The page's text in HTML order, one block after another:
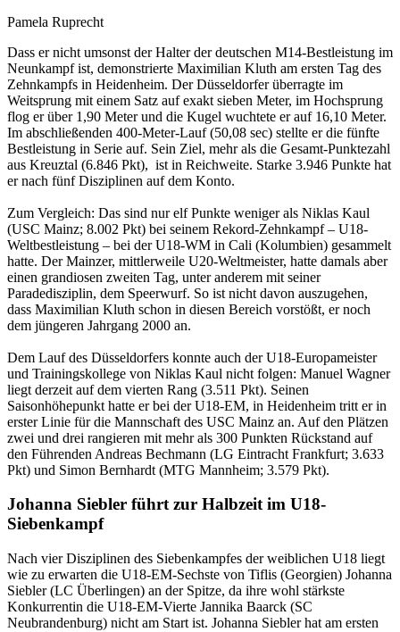
Pamela Ruprecht
Dass er nicht umsonst der Halter der deutschen M14-Bestleistung im
Neunkampf ist, demonstrierte Maximilian Kluth am ersten Tag des
Zehnkampfs in Heidenheim. Der Düsseldorfer überragte im
Weitsprung mit einem Satz auf exakt sieben Meter, im Hochsprung
flog er über 1,90 Meter und die Kugel wuchtete er auf 16,10 Meter.
Im abschließenden 400-Meter-Lauf (50,08 sec) stellte er die fünfte
Bestleistung in Serie auf. Sein Ziel, mehr als die Gesamt-Punktezahl
aus Kreuztal (6.846 Pkt), ist in Reichweite. Starke 3.946 Punkte hat
er nach fünf Disziplinen auf dem Konto.
Zum Vergleich: Das sind nur elf Punkte weniger als Niklas Kaul
(USC Mainz; 8.002 Pkt) bei seinem Rekord-Zehnkampf – U18-
Weltbestleistung – bei der U18-WM in Cali (Kolumbien) gesammelt
hatte. Der Mainzer, mittlerweile U20-Weltmeister, hatte damals aber
einen grandiosen zweiten Tag, unter anderem mit seiner
Paradedisziplin, dem Speerwurf. So ist nicht davon auszugehen,
dass Maximilian Kluth schon in diesen Bereich vorstößt, er noch
dem jüngeren Jahrgang 2000 an.
Dem Lauf des Düsseldorfers konnte auch der U18-Europameister
und Trainingskollege von Niklas Kaul nicht folgen: Manuel Wagner
liegt derzeit auf dem vierten Rang (3.511 Pkt). Seinen
Saisonhöhepunkt hatte er bei der U18-EM, in Heidenheim tritt er in
erster Linie für die Mannschaft des USC Mainz an. Auf den Plätzen
zwei und drei rangieren mit mehr als 300 Punkten Rückstand auf
den Führenden Andreas Bechmann (LG Eintracht Frankfurt; 3.633
Pkt) und Simon Bernhardt (MTG Mannheim; 3.579 Pkt).
Johanna Siebler führt zur Halbzeit im U18-
Siebenkampf
Nach vier Disziplinen des Siebenkampfes der weiblichen U18 liegt
wie zu erwarten die U18-EM-Sechste von Tiflis (Georgien) Johanna
Siebler (LC Überlingen) an der Spitze, da ihre wohl stärkste
Konkurrentin die U18-EM-Vierte Jannika Baarck (SC
Neubrandenburg) nicht am Start ist. Johanna Siebler hat am ersten